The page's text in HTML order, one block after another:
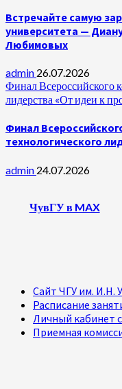
Встречайте самую
университета —
Любимовых
admin 26.07.2026
Финал Всероссийского
лидерства «От идеи к
Финал
технологического
admin 24.07.2026
ЧувГУ в MAX
Сайт ЧГУ им. И.Н.
Расписание
Личный кабинет
Приемная